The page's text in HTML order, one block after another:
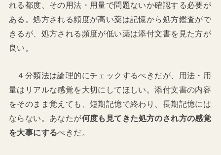
れる都度、その用法・用量で問題ないか確認する必要が
ある。処方される頻度が高い薬は記憶から処方鑑査がで
きるが、処方される頻度が低い薬は添付文書を見た方が
良い。
４分類法は論理的にチェックするべきだが、用法・用
量はリアルな感覚を大切にしてほしい。添付文書の内容
をそのまま覚えても、短期記憶で終わり、長期記憶には
ならない。あなたが何度も見てきた処方のされ方の感覚
を大事にするべきだ。